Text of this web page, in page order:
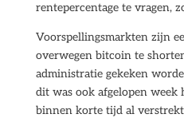
rentepercentage te vragen,
Voorspellingsmarkten zijn
overwegen bitcoin te
administratie gekeken
dit was ook afgelopen week
binnen korte tijd al